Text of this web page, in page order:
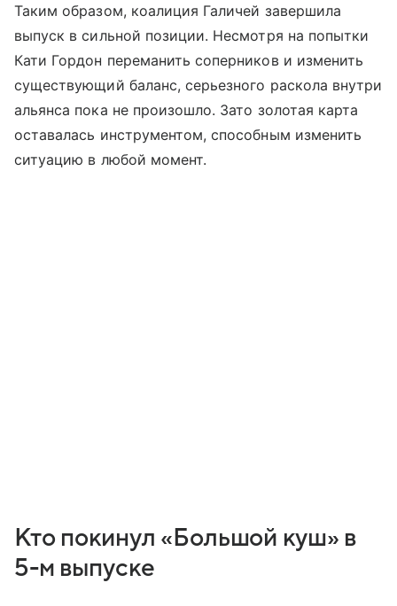
Таким образом, коалиция Галичей завершила
выпуск в сильной позиции. Несмотря на попытки
Кати Гордон переманить соперников и изменить
существующий баланс, серьезного раскола внутри
альянса пока не произошло. Зато золотая карта
оставалась инструментом, способным изменить
ситуацию в любой момент.
Кто покинул «Большой куш» в
5-м выпуске